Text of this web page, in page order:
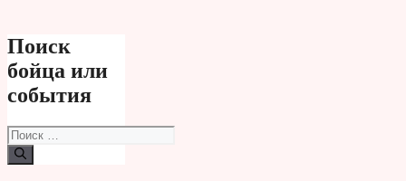
Поиск
бойца или
события
Поиск: